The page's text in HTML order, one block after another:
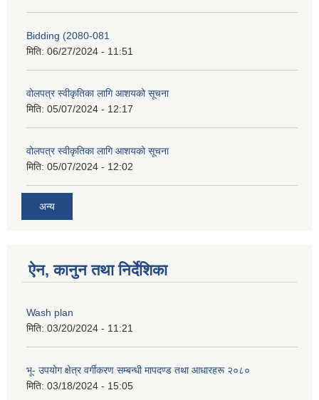
Bidding (2080-081
मिति: 06/27/2024 - 11:51
वोलपत्र स्वीकृतिका लागि आशयको सूचना
मिति: 05/07/2024 - 12:17
वोलपत्र स्वीकृतिका लागि आशयको सूचना
मिति: 05/07/2024 - 12:02
अन्य
ऐन, कानुन तथा निर्देशिका
Wash plan
मिति: 03/20/2024 - 11:21
भू- उपयोग क्षेत्र वर्गीकरण सम्बन्धी मापदण्ड तथा आधारहरू २०८०
मिति: 03/18/2024 - 15:05